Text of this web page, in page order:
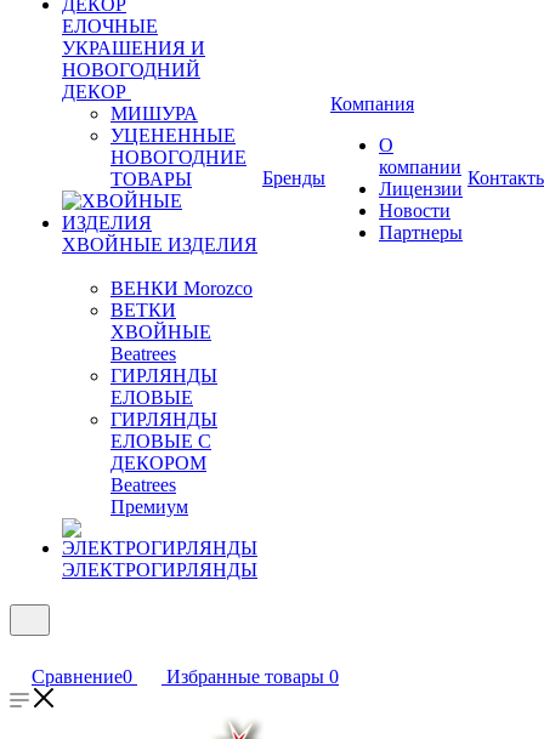
ЕЛОЧНЫЕ
УКРАШЕНИЯ И
НОВОГОДНИЙ
ДЕКОР
МИШУРА
УЦЕНЕННЫЕ
НОВОГОДНИЕ
ТОВАРЫ
ХВОЙНЫЕ ИЗДЕЛИЯ
ВЕНКИ Morozco
ВЕТКИ
ХВОЙНЫЕ
Beatrees
ГИРЛЯНДЫ
ЕЛОВЫЕ
ГИРЛЯНДЫ
ЕЛОВЫЕ С
ДЕКОРОМ
Beatrees
Премиум
ЭЛЕКТРОГИРЛЯНДЫ
Бренды
Компания
О
компании
Лицензии
Новости
Партнеры
Сравнение0 Избранные товары 0